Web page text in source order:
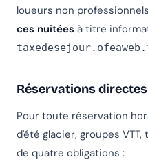
loueurs non
ces nuitées à titre
Réservations directes
Pour toute réservation
d'été glacier, groupes
de quatre obligations :